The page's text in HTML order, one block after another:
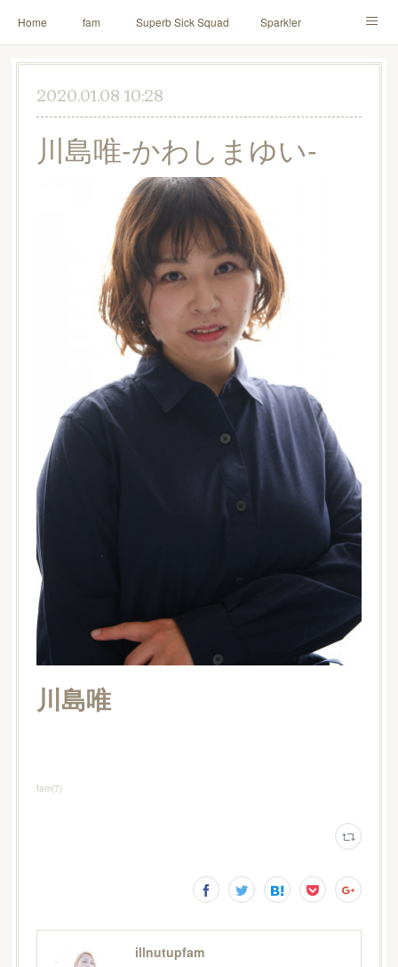
Home fam Superb Sick Squad Spark!er
M!X ♪ll nut up fam contact 「depenDANCE」
PINK THUNDER AILE! シャウト！
「バカサワギ-High-」「ハッピ⇒ギャルマインド」
2020.01.08 10:28
川島唯-かわしまゆい-
川島唯
fam(7)
illnutupfam